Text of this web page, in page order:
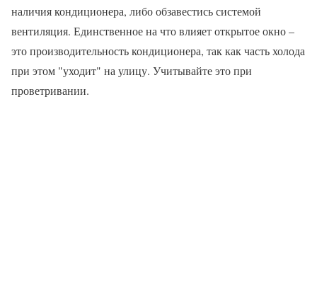
наличия кондиционера, либо обзавестись системой
вентиляция. Единственное на что влияет открытое окно –
это производительность кондиционера, так как часть холода
при этом "уходит" на улицу. Учитывайте это при
проветривании.